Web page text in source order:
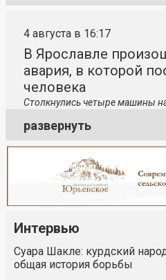
4 августа в 16:17
В Ярославле
авария, в которой
человека
Столкнулись четыре машины
развернуть
Интервью
Суара Шакле: курдский
общая история борьбы